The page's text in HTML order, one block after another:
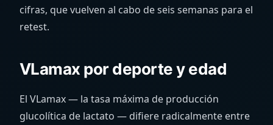
cifras, que vuelven al cabo de seis semanas para el
retest.
VLamax por deporte y edad
El VLamax — la tasa máxima de producción
glucolítica de lactato — difiere radicalmente entre